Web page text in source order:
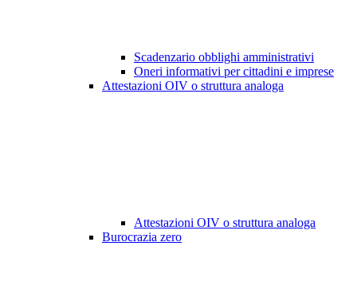
Scadenzario obblighi amministrativi
Oneri informativi per cittadini e imprese
Attestazioni OIV o struttura analoga
Attestazioni OIV o struttura analoga
Burocrazia zero